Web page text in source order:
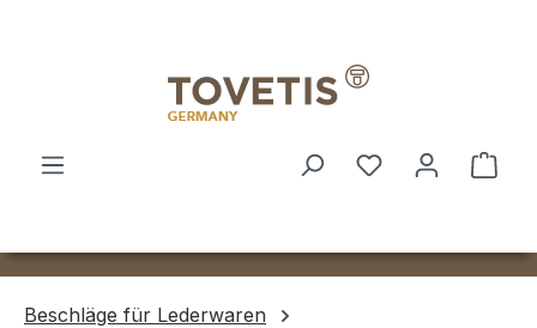
Beschläge für Lederwaren